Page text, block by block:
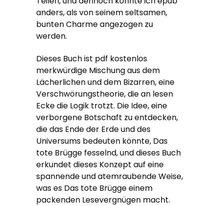
anders, als von seinem seltsamen,
bunten Charme angezogen zu
werden.
Dieses Buch ist pdf kostenlos
merkwürdige Mischung aus dem
Lächerlichen und dem Bizarren, eine
Verschwörungstheorie, die an lesen
Ecke die Logik trotzt. Die Idee, eine
verborgene Botschaft zu entdecken,
die das Ende der Erde und des
Universums bedeuten könnte, Das
tote Brügge fesselnd, und dieses Buch
erkundet dieses Konzept auf eine
spannende und atemraubende Weise,
was es Das tote Brügge einem
packenden Lesevergnügen macht.